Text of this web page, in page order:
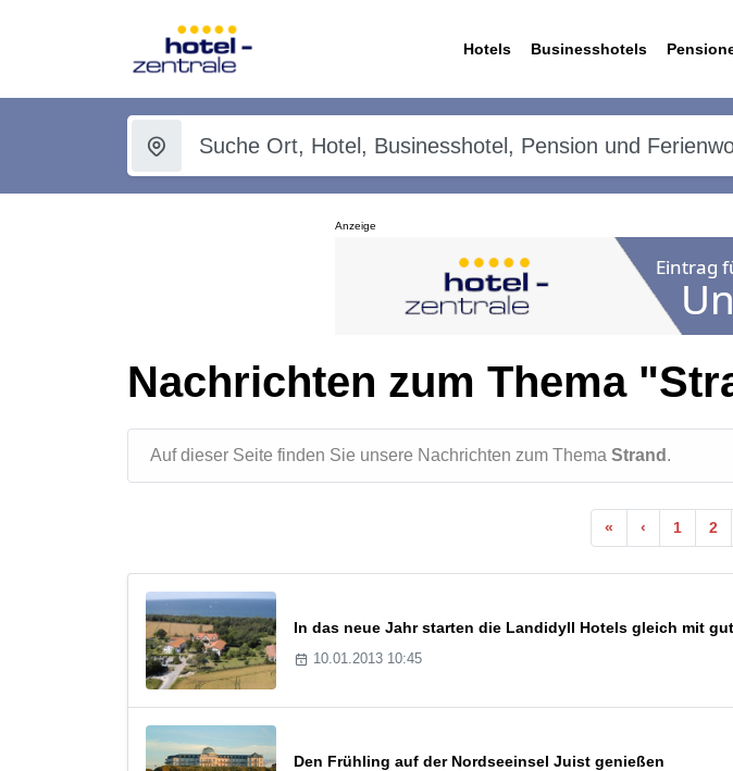
Hotels Businesshotels
Anzeige
Nachrichten zum Thema
Auf dieser Seite finden Sie unsere Nachrichten zum Thema Strand .
« ‹ 1 2
In das neue Jahr starten die Landidyll Hotels gleich mit
10.01.2013 10:45
Den Frühling auf der Nordseeinsel Juist genießen